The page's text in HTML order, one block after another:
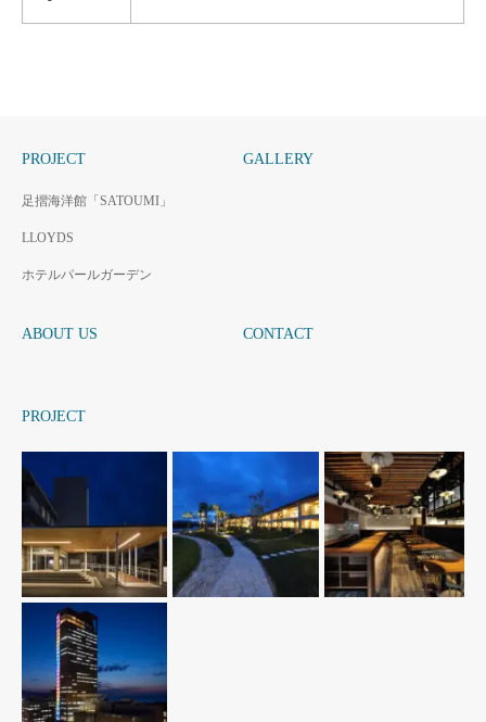
PROJECT
足摺海洋館「SATOUMI」
LLOYDS
ホテルパールガーデン
GALLERY
ABOUT US CONTACT
PROJECT